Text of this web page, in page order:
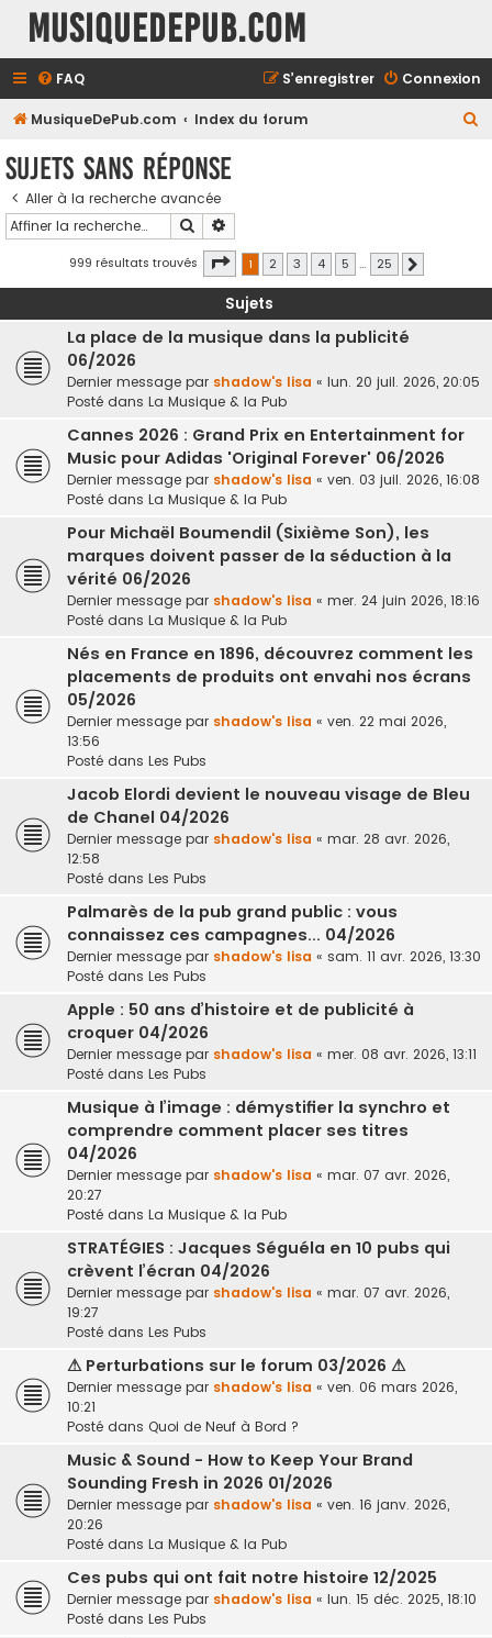
MusiqueDePub.com
FAQ Connexion
S’enregistrer
MusiqueDePub.com Index du forum
c
h
Sujets sans réponse
Aller à la recherche avancée
Rechercher
999 résultats trouvés Page 1sur25
1 2 3 4 5 … 25
Sujets
La place de la musique dans la publicité
06/2026
Dernier message par shadow's lisa « lun. 20 juil. 2026, 20:05
Posté dans La Musique & la Pub
Cannes 2026 : Grand Prix en Entertainment for
Music pour Adidas 'Original Forever' 06/2026
Dernier message par shadow's lisa « ven. 03 juil. 2026, 16:08
Posté dans La Musique & la Pub
Pour Michaël Boumendil (Sixième Son), les
marques doivent passer de la séduction à la
vérité 06/2026
Dernier message par shadow's lisa « mer. 24 juin 2026, 18:16
Posté dans La Musique & la Pub
Nés en France en 1896, découvrez comment les
placements de produits ont envahi nos écrans
05/2026
Dernier message par shadow's lisa « ven. 22 mai 2026,
13:56
Posté dans Les Pubs
Jacob Elordi devient le nouveau visage de Bleu
de Chanel 04/2026
Dernier message par shadow's lisa « mar. 28 avr. 2026,
12:58
Posté dans Les Pubs
Palmarès de la pub grand public : vous
connaissez ces campagnes... 04/2026
Dernier message par shadow's lisa « sam. 11 avr. 2026, 13:30
Posté dans Les Pubs
Apple : 50 ans d’histoire et de publicité à
croquer 04/2026
Dernier message par shadow's lisa « mer. 08 avr. 2026, 13:11
Posté dans Les Pubs
Musique à l’image : démystifier la synchro et
comprendre comment placer ses titres
04/2026
Dernier message par shadow's lisa « mar. 07 avr. 2026,
20:27
Posté dans La Musique & la Pub
STRATÉGIES : Jacques Séguéla en 10 pubs qui
crèvent l’écran 04/2026
Dernier message par shadow's lisa « mar. 07 avr. 2026,
19:27
Posté dans Les Pubs
⚠ Perturbations sur le forum 03/2026 ⚠
Dernier message par shadow's lisa « ven. 06 mars 2026,
10:21
Posté dans Quoi de Neuf à Bord ?
Music & Sound - How to Keep Your Brand
Sounding Fresh in 2026 01/2026
Dernier message par shadow's lisa « ven. 16 janv. 2026,
20:26
Posté dans La Musique & la Pub
Ces pubs qui ont fait notre histoire 12/2025
Dernier message par shadow's lisa « lun. 15 déc. 2025, 18:10
Posté dans Les Pubs